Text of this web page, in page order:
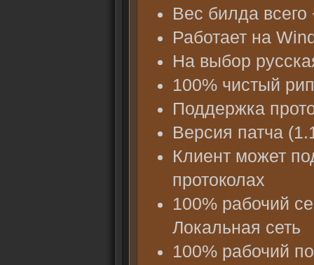
Вес билда
Работает на
На выбор
100% чистый
Поддержка
Версия патча
Клиент может
протоколах
100% рабочий
Локальная сеть
100% рабочий